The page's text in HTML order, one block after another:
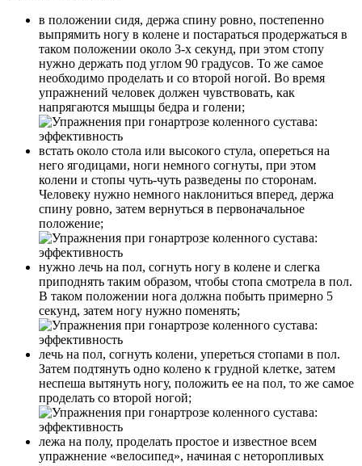
в положении сидя, держа спину ровно, постепенно
выпрямить ногу в колене и постараться продержаться в
таком положении около 3-х секунд, при этом стопу
нужно держать под углом 90 градусов. То же самое
необходимо проделать и со второй ногой. Во время
упражнений человек должен чувствовать, как
напрягаются мышцы бедра и голени;
встать около стола или высокого стула, опереться на
него ягодицами, ноги немного согнуты, при этом
колени и стопы чуть-чуть разведены по сторонам.
Человеку нужно немного наклониться вперед, держа
спину ровно, затем вернуться в первоначальное
положение;
нужно лечь на пол, согнуть ногу в колене и слегка
приподнять таким образом, чтобы стопа смотрела в пол.
В таком положении нога должна побыть примерно 5
секунд, затем ногу нужно поменять;
лечь на пол, согнуть колени, упереться стопами в пол.
Затем подтянуть одно колено к грудной клетке, затем
неспеша вытянуть ногу, положить ее на пол, то же самое
проделать со второй ногой;
лежа на полу, проделать простое и известное всем
упражнение «велосипед», начиная с неторопливых